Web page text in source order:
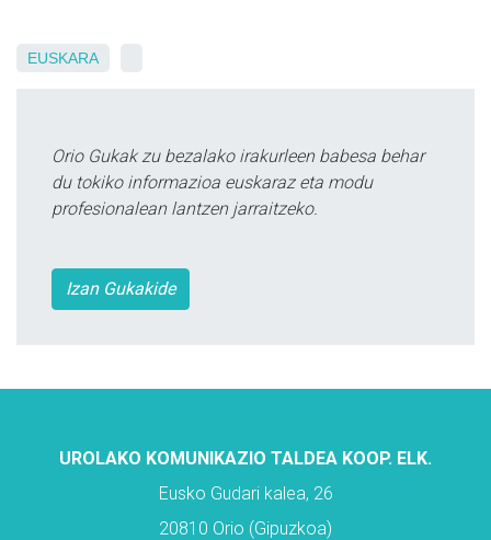
EUSKARA
Orio Gukak zu bezalako irakurleen babesa behar
du tokiko informazioa euskaraz eta modu
profesionalean lantzen jarraitzeko.
Izan Gukakide
UROLAKO KOMUNIKAZIO TALDEA KOOP. ELK.
Eusko Gudari kalea, 26
20810 Orio (Gipuzkoa)